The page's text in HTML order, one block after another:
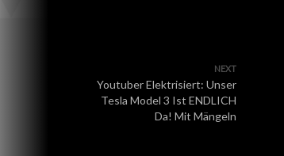
NEXT
Youtuber Elektrisiert: Unser
Tesla Model 3 Ist ENDLICH
Da! Mit Mängeln